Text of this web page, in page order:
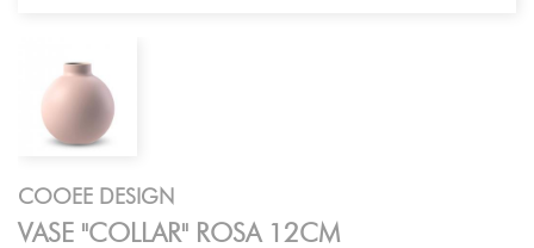
COOEE DESIGN
VASE "COLLAR" ROSA 12CM